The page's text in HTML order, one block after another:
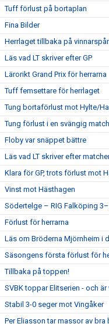
Tuff förlust på bortaplan
Fina Bilder
Herrlaget tillbaka på
Läs vad LT skriver efter GP
Lärorikt Grand Prix för herrarna
Tuff femsettare för herrlaget
Tung bortaförlust mot Hylte/
Tung förlust i en svängig match
Floby var snäppet bättre
Läs vad LT skriver efter
Klara för GP, trots förlust mot
Vinst mot Hästhagen
Södertelge – RIG Falköping
Förlust för herrarna
Läs om Bröderna Mjörnheim i
Säsongens första förlust för
Tillbaka på toppen!
SVBK toppar Elitserien - och
Stabil 3-0 seger mot Vingåker
Per Eliasson tar massor av